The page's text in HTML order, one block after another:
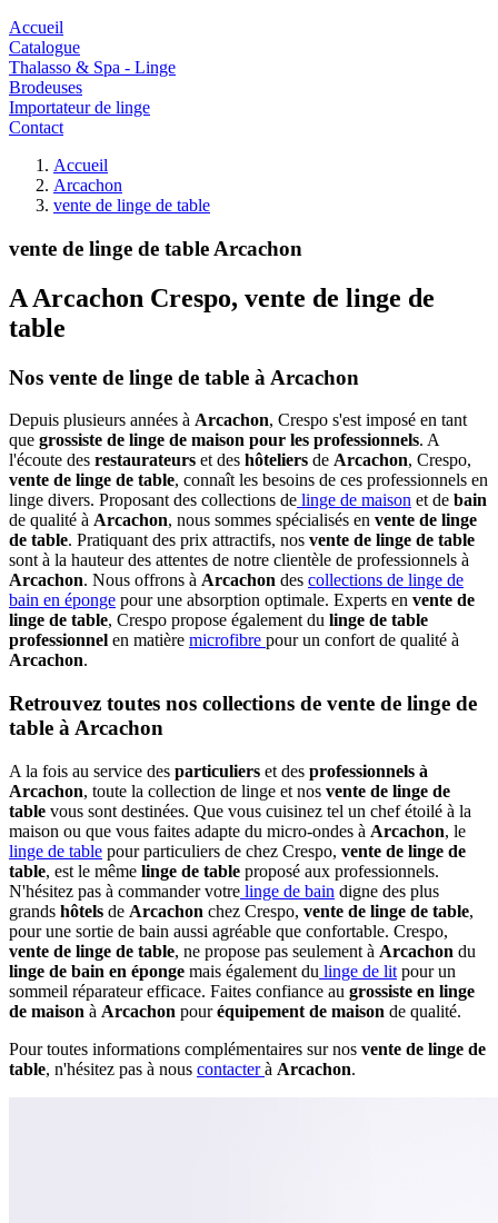
Accueil
Catalogue
Thalasso & Spa - Linge
Brodeuses
Importateur de linge
Contact
Accueil
Arcachon
vente de linge de table
vente de linge de table Arcachon
A Arcachon Crespo, vente de linge de
table
Nos vente de linge de table à Arcachon
Depuis plusieurs années à Arcachon, Crespo s'est imposé en tant
que grossiste de linge de maison pour les professionnels. A
l'écoute des restaurateurs et des hôteliers de Arcachon, Crespo,
vente de linge de table, connaît les besoins de ces professionnels en
linge divers. Proposant des collections de linge de maison et de bain
de qualité à Arcachon, nous sommes spécialisés en vente de linge
de table. Pratiquant des prix attractifs, nos vente de linge de table
sont à la hauteur des attentes de notre clientèle de professionnels à
Arcachon. Nous offrons à Arcachon des collections de linge de
bain en éponge pour une absorption optimale. Experts en vente de
linge de table, Crespo propose également du linge de table
professionnel en matière microfibre pour un confort de qualité à
Arcachon.
Retrouvez toutes nos collections de vente de linge de
table à Arcachon
A la fois au service des particuliers et des professionnels à
Arcachon, toute la collection de linge et nos vente de linge de
table vous sont destinées. Que vous cuisinez tel un chef étoilé à la
maison ou que vous faites adapte du micro-ondes à Arcachon, le
linge de table pour particuliers de chez Crespo, vente de linge de
table, est le même linge de table proposé aux professionnels.
N'hésitez pas à commander votre linge de bain digne des plus
grands hôtels de Arcachon chez Crespo, vente de linge de table,
pour une sortie de bain aussi agréable que confortable. Crespo,
vente de linge de table, ne propose pas seulement à Arcachon du
linge de bain en éponge mais également du linge de lit pour un
sommeil réparateur efficace. Faites confiance au grossiste en linge
de maison à Arcachon pouréquipement de maison de qualité.
Pour toutes informations complémentaires sur nos vente de linge de
table, n'hésitez pas à nous contacterà Arcachon.